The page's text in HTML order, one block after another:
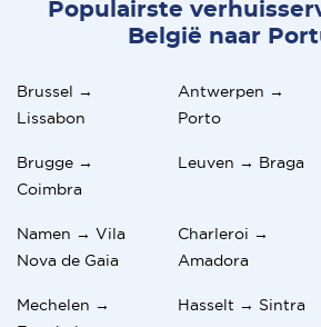
Populairste
België naar
Brussel →
Lissabon
Antwerpen →
Porto
Brugge →
Coimbra
Leuven → Braga
Namen → Vila
Nova de Gaia
Charleroi →
Amadora
Mechelen →
Hasselt → Sintra